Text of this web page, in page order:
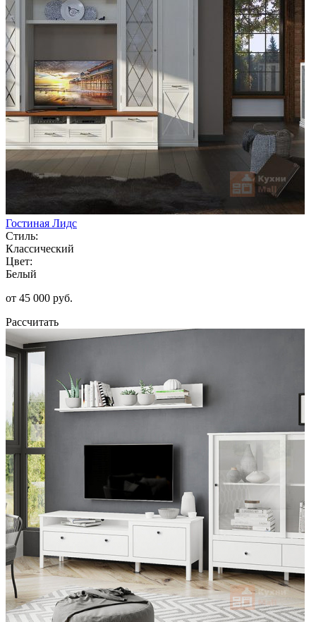
Гостиная Лидс
Стиль:
Классический
Цвет:
Белый
от 45 000 руб.
Рассчитать